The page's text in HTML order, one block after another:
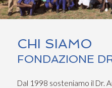
CHI SIAMO
FONDAZIONE
Dal 1998 sosteniamo il Dr.